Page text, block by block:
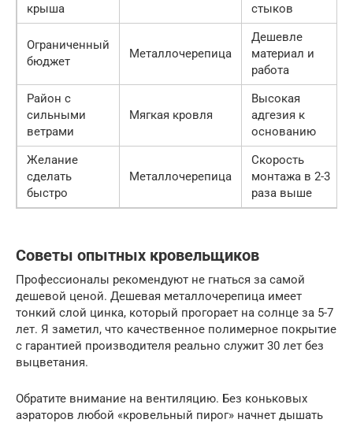
крыша
стыков
Ограниченный
бюджет
Металлочерепица
Дешевле
материал и
работа
Район с
сильными
ветрами
Мягкая кровля
Высокая
адгезия к
основанию
Желание
сделать
быстро
Металлочерепица
Скорость
монтажа в 2-3
раза выше
Советы опытных кровельщиков
Профессионалы рекомендуют не гнаться за самой
дешевой ценой. Дешевая металлочерепица имеет
тонкий слой цинка, который прогорает на солнце за 5-7
лет. Я заметил, что качественное полимерное покрытие
с гарантией производителя реально служит 30 лет без
выцветания.
Обратите внимание на вентиляцию. Без коньковых
аэраторов любой «кровельный пирог» начнет дышать